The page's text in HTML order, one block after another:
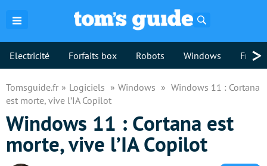
Electricité Forfaits box Robots Windows >
Tomsguide.fr Logiciels Windows
Windows 11 : Cortana
est morte, vive l’IA Copilot
Windows 11 : Cortana est
morte, vive l’IA Copilot